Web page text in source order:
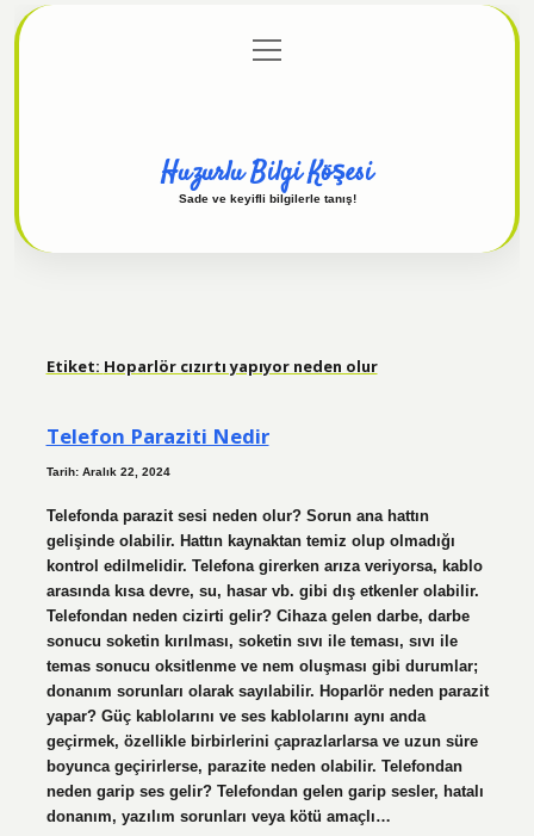
Gizlilik Politikası
menüyü
aç
Huzurlu Bilgi Köşesi
Sade ve keyifli bilgilerle tanış!
Etiket: Hoparlör cızırtı yapıyor neden olur
Telefon Paraziti Nedir
Tarih: Aralık 22, 2024
Telefonda parazit sesi neden olur? Sorun ana hattın
gelişinde olabilir. Hattın kaynaktan temiz olup olmadığı
kontrol edilmelidir. Telefona girerken arıza veriyorsa, kablo
arasında kısa devre, su, hasar vb. gibi dış etkenler olabilir.
Telefondan neden cizirti gelir? Cihaza gelen darbe, darbe
sonucu soketin kırılması, soketin sıvı ile teması, sıvı ile
temas sonucu oksitlenme ve nem oluşması gibi durumlar;
donanım sorunları olarak sayılabilir. Hoparlör neden parazit
yapar? Güç kablolarını ve ses kablolarını aynı anda
geçirmek, özellikle birbirlerini çaprazlarlarsa ve uzun süre
boyunca geçirirlerse, parazite neden olabilir. Telefondan
neden garip ses gelir? Telefondan gelen garip sesler, hatalı
donanım, yazılım sorunları veya kötü amaçlı…